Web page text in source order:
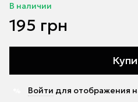
В наличии
195 грн
Войти для отображения